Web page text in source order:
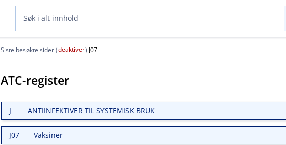
Siste besøkte sider (deaktiver) J07
ATC-register
J ANTIINFEKTIVER TIL SYSTEMISK BRUK
J07 Vaksiner